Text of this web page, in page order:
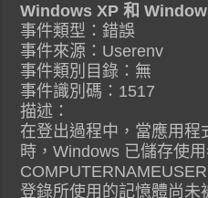
Windows XP 和
事件類型：錯誤
事件來源：Userenv
事件類別目錄：無
事件識別碼：1517
描述：
在登出過程中，當應用程
時，Windows 已儲存使
登錄所使用的記憶體尚